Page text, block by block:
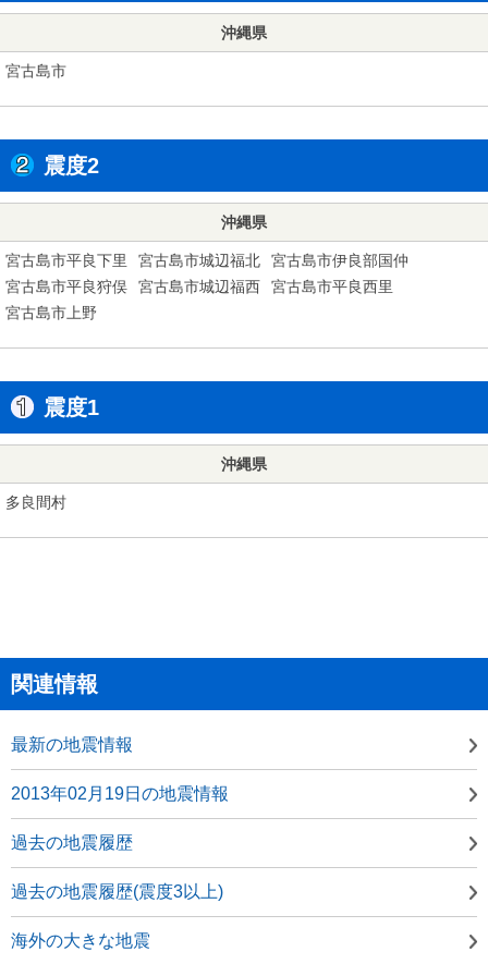
沖縄県
宮古島市
震度2
沖縄県
宮古島市平良下里 宮古島市城辺福北
宮古島市伊良部国仲
宮古島市平良狩俣
宮古島市城辺福西
宮古島市平良西里
宮古島市上野
震度1
沖縄県
多良間村
関連情報
最新の地震情報
2013年02月19日の地震情報
過去の地震履歴
過去の地震履歴(震度3以上)
海外の大きな地震